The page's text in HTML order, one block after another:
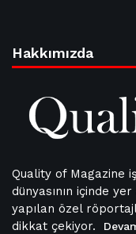
Hakkımızda
Quality of Magazine
dünyasının içinde
yapılan özel
dikkat çekiyor.